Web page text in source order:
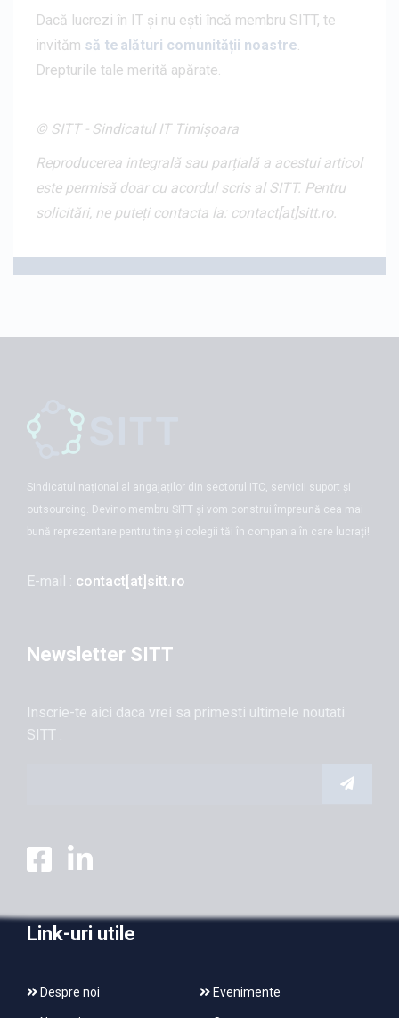
Dacă lucrezi în IT și nu ești încă membru SITT, te
invităm să te alături comunității noastre.
Drepturile tale merită apărate.
© SITT - Sindicatul IT Timișoara
Reproducerea integrală sau parțială a acestui articol
este permisă doar cu acordul scris al SITT. Pentru
solicitări, ne puteți contacta la: contact[at]sitt.ro.
Sindicatul național al angajaților din sectorul ITC, servicii suport și
outsourcing. Devino membru SITT și vom construi împreună cea mai
bună reprezentare pentru tine și colegii tăi în compania în care lucrați!
E-mail : contact[at]sitt.ro
Newsletter SITT
Inscrie-te aici daca vrei sa primesti ultimele noutati
SITT :
Link-uri utile
Despre noi Evenimente